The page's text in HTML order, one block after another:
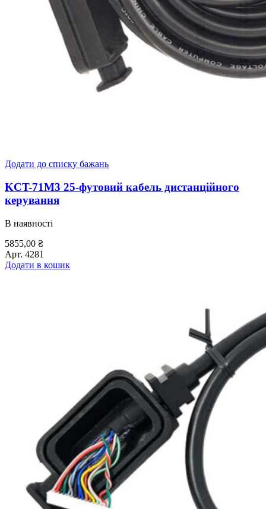
Додати до списку бажань
KCT-71M3 25-футовий кабель дистанційного
керування
В наявності
5855,00 ₴
Арт. 4281
Додати в кошик